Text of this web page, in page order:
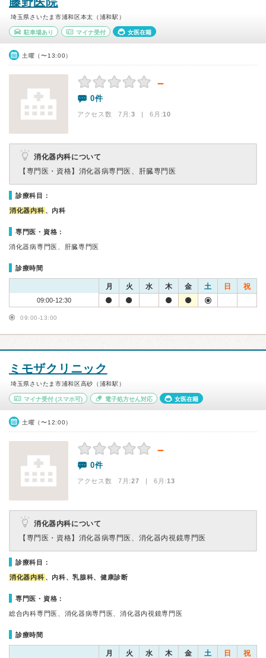
埼玉県さいたま市浦和区本太（浦和駅）
駐車場あり マイナ受付 女医在籍
土曜（〜13:00）
－
0件
アクセス数 7月:3 | 6月:10
消化器内科について
【専門医・資格】 消化器病専門医、肝臓専門医
診療科目：
消化器内科 、内科
専門医・資格：
消化器病専門医、肝臓専門医
診療時間
月 火 水 木 金 土 日 祝
09:00-12:30
09:00-13:00
ミモザクリニック
埼玉県さいたま市浦和区高砂（浦和駅）
マイナ受付 (スマホ可) 電子処方せん対応 女医在籍
土曜（〜12:00）
－
0件
アクセス数 7月:27 | 6月:13
消化器内科について
【専門医・資格】 消化器病専門医、消化器内視鏡専門医
診療科目：
消化器内科 、内科、乳腺科、健康診断
専門医・資格：
総合内科専門医、消化器病専門医、消化器内視鏡専門医
診療時間
月 火 水 木 金 土 日 祝